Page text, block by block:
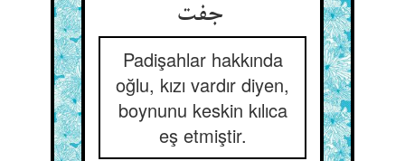
جفت
Padişahlar hakkında
oğlu, kızı vardır diyen,
boynunu keskin kılıca
eş etmiştir.